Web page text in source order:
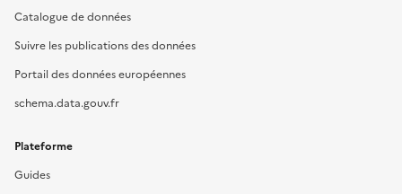
Catalogue de données
Suivre les publications des données
Portail des données européennes
schema.data.gouv.fr
Plateforme
Guides